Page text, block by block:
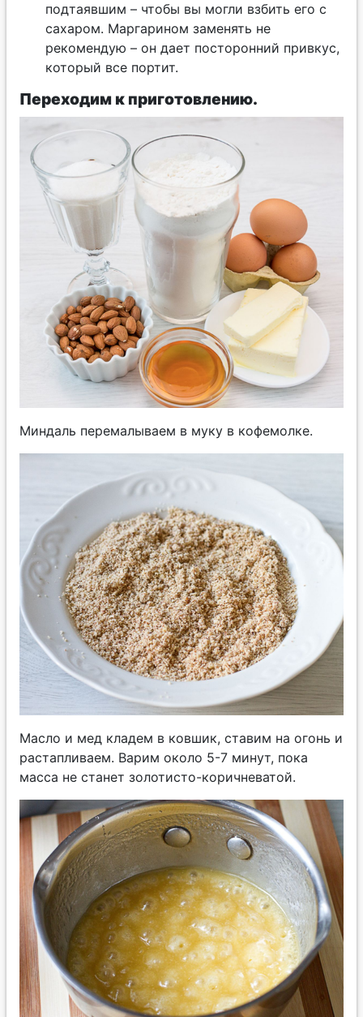
подтаявшим – чтобы вы могли взбить его с
сахаром. Маргарином заменять не
рекомендую – он дает посторонний привкус,
который все портит.
Переходим к приготовлению.
Миндаль перемалываем в муку в кофемолке.
Масло и мед кладем в ковшик, ставим на огонь и
растапливаем. Варим около 5-7 минут, пока
масса не станет золотисто-коричневатой.